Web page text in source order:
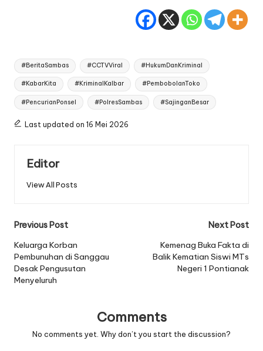
Tags:
#BeritaSambas #CCTVViral #HukumDanKriminal
#KabarKita #KriminalKalbar #PembobolanToko
#PencurianPonsel #PolresSambas #SajinganBesar
Last updated on 16 Mei 2026
Editor
View All Posts
Post
navigation
Previous Post
Keluarga Korban
Pembunuhan di Sanggau
Desak Pengusutan
Menyeluruh
Next Post
Kemenag Buka Fakta di
Balik Kematian Siswi MTs
Negeri 1 Pontianak
Comments
No comments yet. Why don’t you start the discussion?